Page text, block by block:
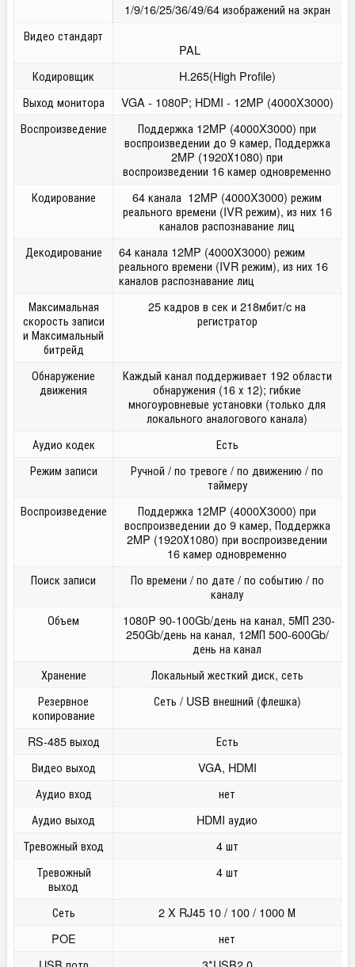
1/9/16/25/36/49/64 изображений на экран
Видео стандарт
PAL
Кодировщик
H.265(High Profile)
Выход монитора
VGA - 1080P; HDMI - 12MP (4000X3000)
Воспроизведение
Поддержка 12MP (4000X3000) при
воспроизведении до 9 камер, Поддержка
2MP (1920Х1080) при
воспроизведении 16 камер одновременно
Кодирование
64 канала 12MP (4000X3000) режим
реального времени (IVR режим), из них 16
каналов распознавание лиц
Декодирование
64 канала 12MP (4000X3000) режим
реального времени (IVR режим), из них 16
каналов распознавание лиц
Максимальная
скорость записи
и Максимальный
битрейд
25 кадров в сек и 218мбит/c на
регистратор
Обнаружение
движения
Каждый канал поддерживает 192 области
обнаружения (16 х 12); гибкие
многоуровневые установки (только для
локального аналогового канала)
Аудио кодек
Есть
Режим записи
Ручной / по тревоге / по движению / по
таймеру
Воспроизведение
Поддержка 12MP (4000X3000) при
воспроизведении до 9 камер, Поддержка
2MP (1920Х1080) при воспроизведении
16 камер одновременно
Поиск записи
По времени / по дате / по событию / по
каналу
Объем
1080P 90-100Gb/день на канал, 5МП 230-
250Gb/день на канал, 12МП 500-600Gb/
день на канал
Хранение
Локальный жесткий диск, сеть
Резервное
копирование
Сеть / USB внешний (флешка)
RS-485 выход
Есть
Видео выход
VGA, HDMI
Аудио вход
нет
Аудио выход
HDMI аудио
Тревожный вход
4 шт
Тревожный
выход
4 шт
Сеть
2 X RJ45 10 / 100 / 1000 М
POE
нет